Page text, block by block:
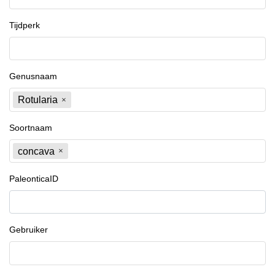
Tijdperk
Genusnaam
Rotularia
Soortnaam
concava
PaleonticaID
Gebruiker